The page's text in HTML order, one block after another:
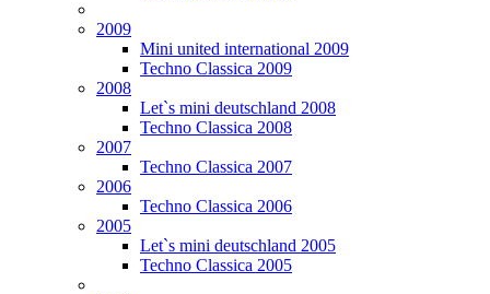
2009
Mini united international 2009
Techno Classica 2009
2008
Let`s mini deutschland 2008
Techno Classica 2008
2007
Techno Classica 2007
2006
Techno Classica 2006
2005
Let`s mini deutschland 2005
Techno Classica 2005